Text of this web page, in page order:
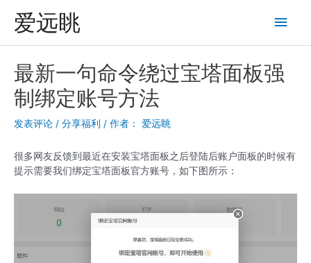
爱远眺
主
菜
单
最新一句命令绕过宝塔面板强
制绑定账号方法
发表评论 / 分享福利 / 作者： 爱远眺
很多网友反馈到最近在安装宝塔面板之后登陆后账户面板的时候有
提示需要我们绑定宝塔面板官方账号，如下图所示：